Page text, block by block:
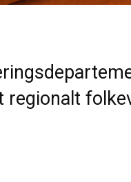
regionalt